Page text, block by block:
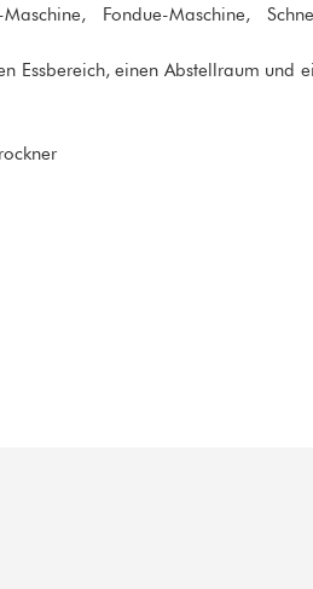
Fondue-Maschine,
Essbereich, einen Abstellraum und